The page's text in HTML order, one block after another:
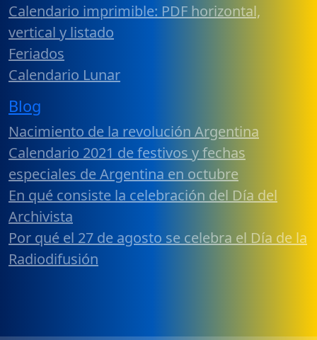
Calendario imprimible: PDF horizontal,
vertical y listado
Feriados
Calendario Lunar
Blog
Nacimiento de la revolución Argentina
Calendario 2021 de festivos y fechas
especiales de Argentina en octubre
En qué consiste la celebración del Día del
Archivista
Por qué el 27 de agosto se celebra el Día de la
Radiodifusión